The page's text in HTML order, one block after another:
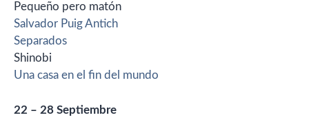
Pequeño pero matón
Salvador Puig Antich
Separados
Shinobi
Una casa en el fin del mundo
22 – 28 Septiembre